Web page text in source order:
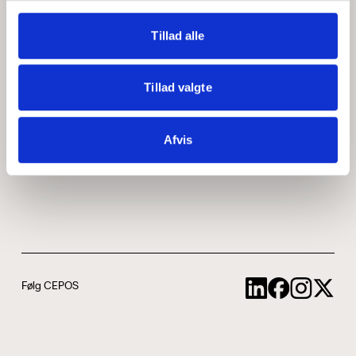
Tillad alle
Tillad valgte
Afvis
Medarbejdere
ABCepos
Podcast
Følg CEPOS